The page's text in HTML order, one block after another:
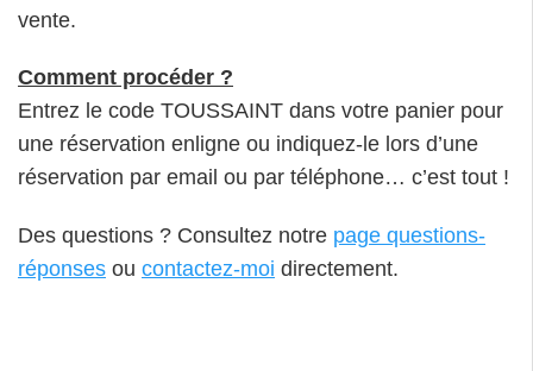
vente.
Comment procéder ?
Entrez le code TOUSSAINT dans votre panier pour
une réservation enligne ou indiquez-le lors d’une
réservation par email ou par téléphone… c’est tout !
Des questions ? Consultez notre page questions-
réponses ou contactez-moi directement.